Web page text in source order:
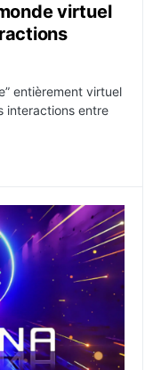
virtuel
entièrement virtuel
interactions entre
centralisé ?